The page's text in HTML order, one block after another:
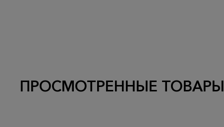
ПРОСМОТРЕННЫЕ ТОВАРЫ